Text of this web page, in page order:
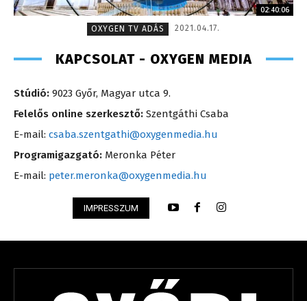
02:40:06
OXYGEN TV ADÁS
2021.04.17.
KAPCSOLAT - OXYGEN MEDIA
Stúdió: 9023 Győr, Magyar utca 9.
Felelős online szerkesztő: Szentgáthi Csaba
E-mail: csaba.szentgathi@oxygenmedia.hu
Programigazgató: Meronka Péter
E-mail: peter.meronka@oxygenmedia.hu
IMPRESSZUM